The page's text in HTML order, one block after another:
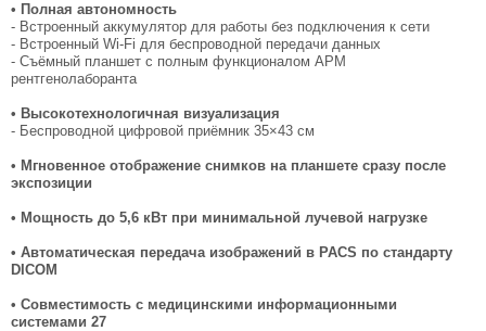
• Полная автономность
- Встроенный аккумулятор для работы без подключения к сети
- Встроенный Wi-Fi для беспроводной передачи данных
- Съёмный планшет с полным функционалом АРМ
рентгенолаборанта
• Высокотехнологичная визуализация
- Беспроводной цифровой приёмник 35×43 см
• Мгновенное отображение снимков на планшете сразу после
экспозиции
• Мощность до 5,6 кВт при минимальной лучевой нагрузке
• Автоматическая передача изображений в PACS по стандарту
DICOM
• Совместимость с медицинскими информационными
системами 27